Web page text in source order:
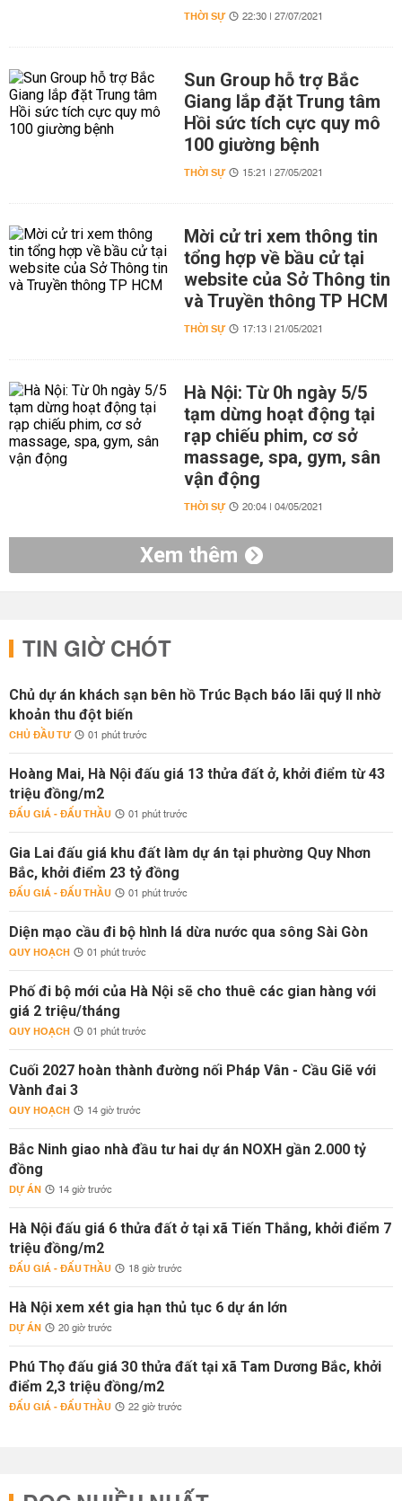
THỜI SỰ 22:30 | 27/07/2021
Sun Group hỗ trợ Bắc
Giang lắp đặt Trung tâm
Hồi sức tích cực quy mô
100 giường bệnh
THỜI SỰ 15:21 | 27/05/2021
Mời cử tri xem thông tin
tổng hợp về bầu cử tại
website của Sở Thông tin
và Truyền thông TP HCM
THỜI SỰ 17:13 | 21/05/2021
Hà Nội: Từ 0h ngày 5/5
tạm dừng hoạt động tại
rạp chiếu phim, cơ sở
massage, spa, gym, sân
vận động
THỜI SỰ 20:04 | 04/05/2021
Xem thêm
TIN GIỜ CHÓT
Chủ dự án khách sạn bên hồ Trúc Bạch báo lãi quý II nhờ
khoản thu đột biến
CHỦ ĐẦU TƯ 01 phút trước
Hoàng Mai, Hà Nội đấu giá 13 thửa đất ở, khởi điểm từ 43
triệu đồng/m2
ĐẤU GIÁ - ĐẤU THẦU 01 phút trước
Gia Lai đấu giá khu đất làm dự án tại phường Quy Nhơn
Bắc, khởi điểm 23 tỷ đồng
ĐẤU GIÁ - ĐẤU THẦU 01 phút trước
Diện mạo cầu đi bộ hình lá dừa nước qua sông Sài Gòn
QUY HOẠCH 01 phút trước
Phố đi bộ mới của Hà Nội sẽ cho thuê các gian hàng với
giá 2 triệu/tháng
QUY HOẠCH 01 phút trước
Cuối 2027 hoàn thành đường nối Pháp Vân - Cầu Giẽ với
Vành đai 3
QUY HOẠCH 14 giờ trước
Bắc Ninh giao nhà đầu tư hai dự án NOXH gần 2.000 tỷ
đồng
DỰ ÁN 14 giờ trước
Hà Nội đấu giá 6 thửa đất ở tại xã Tiến Thắng, khởi điểm 7
triệu đồng/m2
ĐẤU GIÁ - ĐẤU THẦU 18 giờ trước
Hà Nội xem xét gia hạn thủ tục 6 dự án lớn
DỰ ÁN 20 giờ trước
Phú Thọ đấu giá 30 thửa đất tại xã Tam Dương Bắc, khởi
điểm 2,3 triệu đồng/m2
ĐẤU GIÁ - ĐẤU THẦU 22 giờ trước